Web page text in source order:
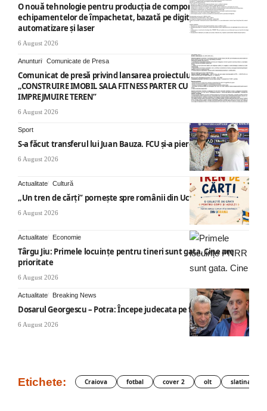
O nouă tehnologie pentru producția de componente ale
echipamentelor de împachetat, bazată pe digitalizare,
automatizare și laser
6 August 2026
Anunturi Comunicate de Presa
Comunicat de presă privind lansarea proiectului cu titlul
„CONSTRUIRE IMOBIL SALA FITNESS PARTER CU SUPANTA SI
IMPREJMUIRE TEREN”
6 August 2026
Sport
S-a făcut transferul lui Juan Bauza. FCU și-a pierdut vedeta
6 August 2026
Actualitate Cultură
„Un tren de cărți” pornește spre românii din Ucraina
6 August 2026
Actualitate Economie
Târgu Jiu: Primele locuințe pentru tineri sunt gata. Cine are
prioritate
6 August 2026
Actualitate Breaking News
Dosarul Georgescu – Potra: Începe judecata pe fond
6 August 2026
Etichete: Craiova fotbal cover 2 olt slatina